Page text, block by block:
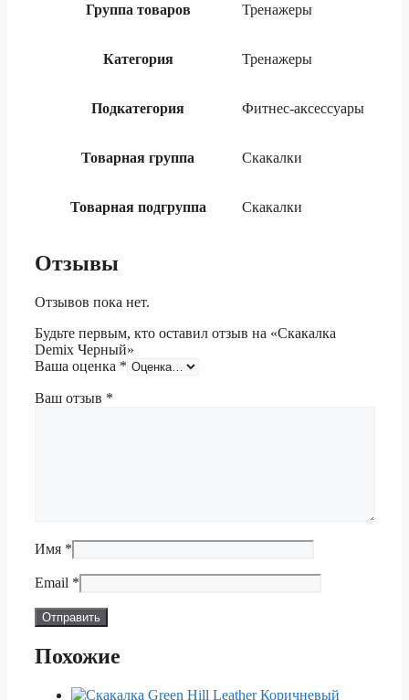
Группа товаров Тренажеры
Категория Тренажеры
Подкатегория Фитнес-аксессуары
Товарная группа Скакалки
Товарная подгруппа Скакалки
Отзывы
Отзывов пока нет.
Будьте первым, кто оставил отзыв на «Скакалка
Demix Черный»
Ваша оценка *
Ваш отзыв *
Имя *
Email *
Похожие